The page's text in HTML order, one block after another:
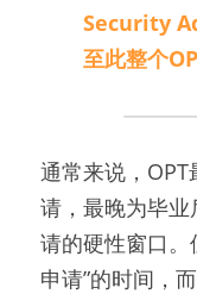
Security
至此整个
通常来说，
请，最晚为毕业
请的硬性窗口。
申请”的时间，